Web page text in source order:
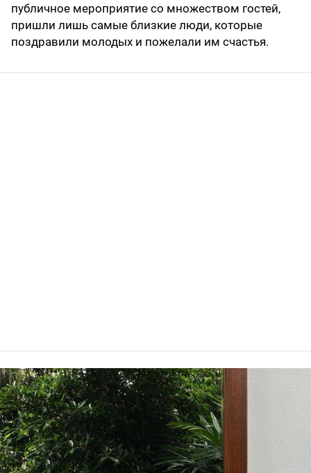
публичное мероприятие со множеством гостей,
пришли лишь самые близкие люди, которые
поздравили молодых и пожелали им счастья.